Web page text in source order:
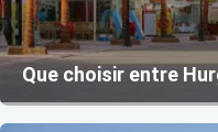
Que choisir entre